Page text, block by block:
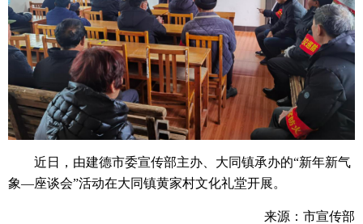
近日，由建德市委宣传部主办、大同镇承办的“新年新气
象—座谈会”活动在大同镇黄家村文化礼堂开展。
来源：市宣传部